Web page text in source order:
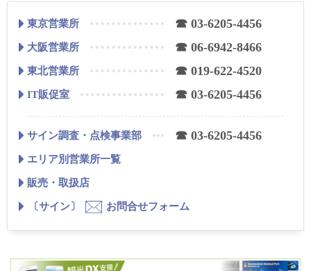
東京営業所 ☎ 03-6205-4456
大阪営業所 ☎ 06-6942-8466
東北営業所 ☎ 019-622-4520
IT販促室 ☎ 03-6205-4456
サイン調査・点検事業部 ☎ 03-6205-4456
エリア別営業所一覧
販売・取扱店
〔サイン〕
お問合せフォーム